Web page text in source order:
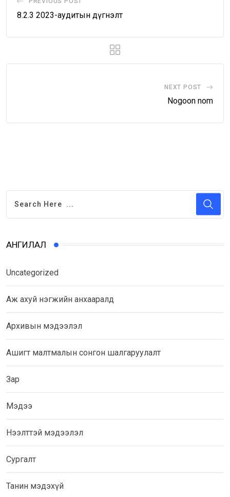
8.2.3 2023-аудитын дүгнэлт
NEXT POST
Nogoon nom
АНГИЛАЛ
Uncategorized
Аж ахуй нэгжийн анхааралд
Архивын мэдээлэл
Ашигт малтмалын сонгон шалгаруулалт
Зар
Мэдээ
Нээлттэй мэдээлэл
Сургалт
Танин мэдэхүй